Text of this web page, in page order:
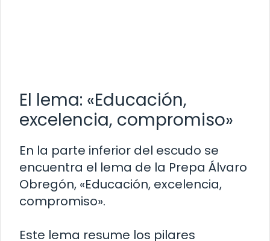
El lema: «Educación,
excelencia, compromiso»
En la parte inferior del escudo se
encuentra el lema de la Prepa Álvaro
Obregón, «Educación, excelencia,
compromiso».
Este lema resume los pilares